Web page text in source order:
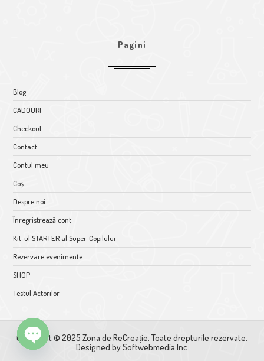
Pagini
Blog
CADOURI
Checkout
Contact
Contul meu
Coș
Despre noi
Înregristrează cont
Kit-ul STARTER al Super-Copilului
Rezervare evenimente
SHOP
Testul Actorilor
Copyright © 2025 Zona de ReCreație. Toate drepturile rezervate.
Designed bySoftwebmedia Inc.